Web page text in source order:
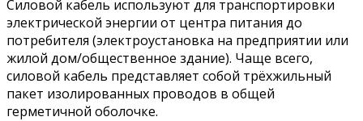
Силовой кабель используют для транспортировки
электрической энергии от центра питания до
потребителя (электроустановка на предприятии или
жилой дом/общественное здание). Чаще всего,
силовой кабель представляет собой трёхжильный
пакет изолированных проводов в общей
герметичной оболочке.